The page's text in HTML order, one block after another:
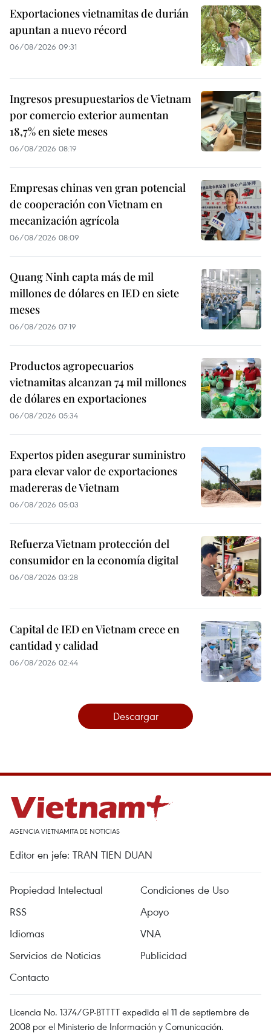
Exportaciones vietnamitas de durián
apuntan a nuevo récord
06/08/2026 09:31
Ingresos presupuestarios de Vietnam
por comercio exterior aumentan
18,7% en siete meses
06/08/2026 08:19
Empresas chinas ven gran potencial
de cooperación con Vietnam en
mecanización agrícola
06/08/2026 08:09
Quang Ninh capta más de mil
millones de dólares en IED en siete
meses
06/08/2026 07:19
Productos agropecuarios
vietnamitas alcanzan 74 mil millones
de dólares en exportaciones
06/08/2026 05:34
Expertos piden asegurar suministro
para elevar valor de exportaciones
madereras de Vietnam
06/08/2026 05:03
Refuerza Vietnam protección del
consumidor en la economía digital
06/08/2026 03:28
Capital de IED en Vietnam crece en
cantidad y calidad
06/08/2026 02:44
Descargar
AGENCIA VIETNAMITA DE NOTICIAS
Editor en jefe: TRAN TIEN DUAN
Propiedad Intelectual
Condiciones de Uso
RSS
Apoyo
Idiomas
VNA
Servicios de Noticias
Publicidad
Contacto
Licencia No. 1374/GP-BTTTT expedida el 11 de septiembre de
2008 por el Ministerio de Información y Comunicación.